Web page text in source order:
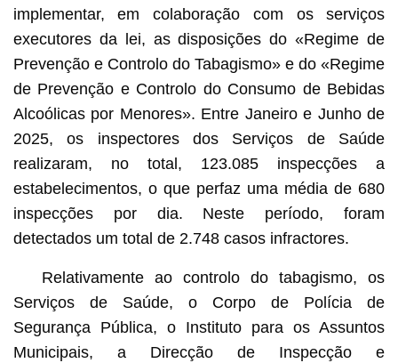
implementar, em colaboração com os serviços
executores da lei, as disposições do «Regime de
Prevenção e Controlo do Tabagismo» e do «Regime
de Prevenção e Controlo do Consumo de Bebidas
Alcoólicas por Menores». Entre Janeiro e Junho de
2025, os inspectores dos Serviços de Saúde
realizaram, no total, 123.085 inspecções a
estabelecimentos, o que perfaz uma média de 680
inspecções por dia. Neste período, foram
detectados um total de 2.748 casos infractores.
Relativamente ao controlo do tabagismo, os
Serviços de Saúde, o Corpo de Polícia de
Segurança Pública, o Instituto para os Assuntos
Municipais, a Direcção de Inspecção e